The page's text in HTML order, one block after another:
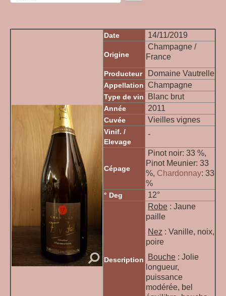
voter
Date 14/11/2019
Origine
Champagne /
France
Producteur Domaine Vautrelle
Appellation Champagne
Type de vin Blanc brut
Année 2011
Cuvée Vieilles vignes
Vinif. /
Elevage
-
Cépage
Pinot noir: 33 %,
Pinot Meunier: 33
%, Chardonnay: 33
%
° Deg 12°
Description
Robe : Jaune
paille
Nez : Vanille, noix,
poire
Bouche : Jolie
longueur,
puissance
modérée, bel